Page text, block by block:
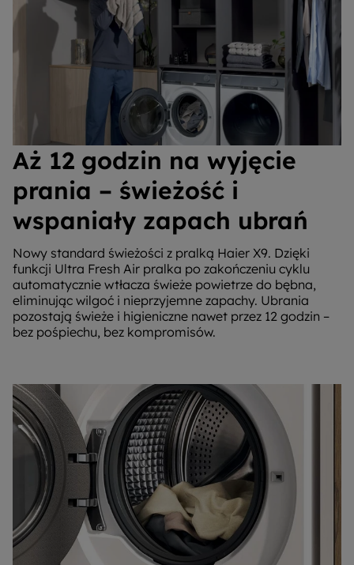
Aż 12 godzin na wyjęcie
prania – świeżość i
wspaniały zapach ubrań
Nowy standard świeżości z pralką Haier X9. Dzięki
funkcji Ultra Fresh Air pralka po zakończeniu cyklu
automatycznie wtłacza świeże powietrze do bębna,
eliminując wilgoć i nieprzyjemne zapachy. Ubrania
pozostają świeże i higieniczne nawet przez 12 godzin –
bez pośpiechu, bez kompromisów.